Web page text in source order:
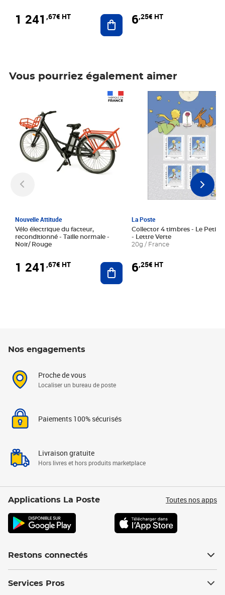
1 241 ,67€ HT Ajouter au panier
6,25€ HT
Vous pourriez également aimer
Nouvelle Attitude
Vélo électrique du facteur,
reconditionné - Taille normale -
Noir/ Rouge
1 241 ,67€ HT Ajouter au panier
La Poste
Collector 4 timbres - Le Petit
- Lettre Verte
20g / France
6,25€ HT
Prix 6,25€ HT
Nos engagements
Proche de vous
Localiser un bureau de poste
Paiements 100% sécurisés
Livraison gratuite
Hors livres et hors produits marketplace
Applications La Poste Toutes nos apps
Restons connectés
Services Pros